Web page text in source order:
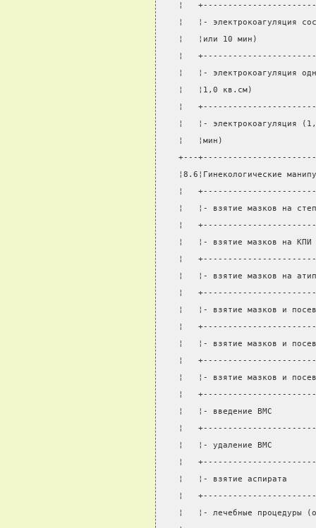
¦
¦   ¦- электрокоагуляция
¦   ¦или 10 мин)
¦
¦   ¦- электрокоагуляция
¦   ¦1,0 кв.см)
¦
¦   ¦- электрокоагуляция
¦   ¦мин)
+---
¦
¦   ¦- взятие мазков на
¦
¦   ¦- взятие мазков на
¦
¦   ¦- взятие мазков на
¦
¦   ¦- взятие мазков и
¦
¦   ¦- взятие мазков и
¦
¦   ¦- взятие мазков и
¦
¦   ¦- введение ВМС
¦
¦   ¦- удаление ВМС
¦
¦   ¦- взятие аспирата
¦
¦   ¦- лечебные процедуры